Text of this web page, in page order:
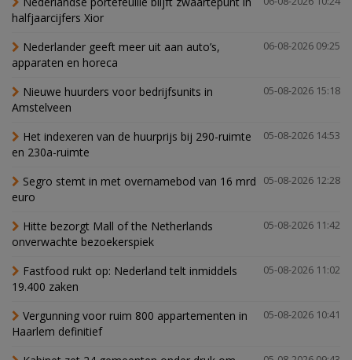
halfjaarcijfers Xior
06-08-2026 09:25
Nederlander geeft meer uit aan auto’s,
apparaten en horeca
05-08-2026 15:18
Nieuwe huurders voor bedrijfsunits in
Amstelveen
05-08-2026 14:53
Het indexeren van de huurprijs bij 290-ruimte
en 230a-ruimte
05-08-2026 12:28
Segro stemt in met overnamebod van 16 mrd
euro
05-08-2026 11:42
Hitte bezorgt Mall of the Netherlands
onverwachte bezoekerspiek
05-08-2026 11:02
Fastfood rukt op: Nederland telt inmiddels
19.400 zaken
05-08-2026 10:41
Vergunning voor ruim 800 appartementen in
Haarlem definitief